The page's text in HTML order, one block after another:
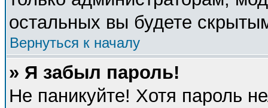
остальных вы будете
Вернуться к началу
» Я забыл пароль!
Не паникуйте! Хотя пароль